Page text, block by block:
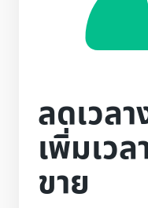
ลดเวล
เพิ่มเว
ขาย